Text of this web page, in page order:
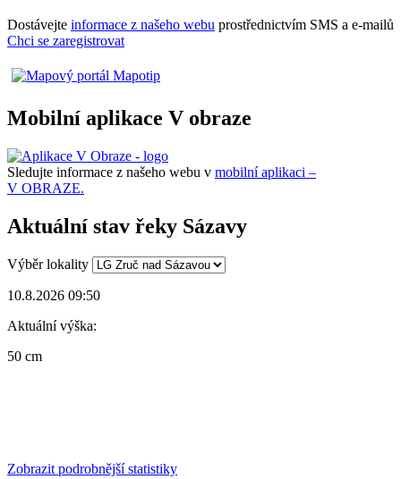
Dostávejte informace z našeho webu prostřednictvím SMS a e-mailů
Chci se zaregistrovat
Mobilní aplikace V obraze
Sledujte informace z našeho webu v mobilní aplikaci –
V OBRAZE.
Aktuální stav řeky Sázavy
Výběr lokality
10.8.2026 09:50
Aktuální výška:
50 cm
Zobrazit podrobnější statistiky